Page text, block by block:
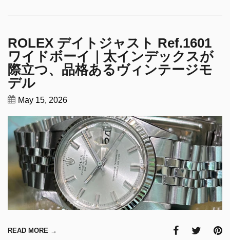
ROLEX デイトジャスト Ref.1601
ワイドボーイ｜太インデックスが
際立つ、品格あるヴィンテージモ
デル
May 15, 2026
READ MORE →